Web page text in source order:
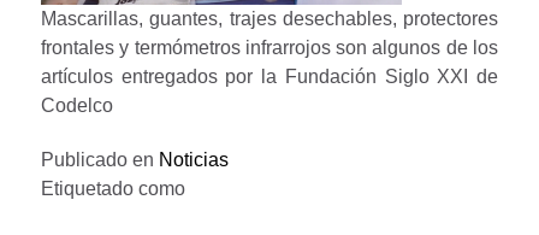
Mascarillas, guantes, trajes desechables, protectores
frontales y termómetros infrarrojos son algunos de los
artículos entregados por la Fundación Siglo XXI de
Codelco
Publicado en Noticias
Etiquetado como